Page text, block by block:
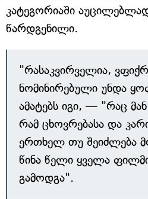
კატეგორიაში
წარდგენილი.
"რასაკვირველია,
ნომინირებული უნდა
ამატებს იგი, — "რაც
რამ ცხოვრებასა და
ერთხელ თუ შეიძლება
წინა წელი ყველა
გამოდგა".